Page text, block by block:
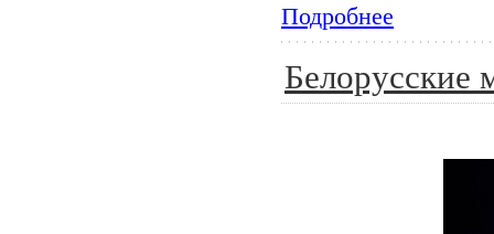
Подробнее
Белорусские